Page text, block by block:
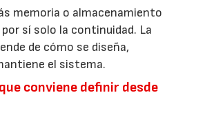
memoria o almacenamiento
sí solo la continuidad. La
de cómo se diseña,
el sistema.
conviene definir desde